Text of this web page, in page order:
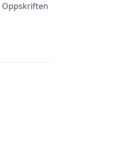
Oppskriften